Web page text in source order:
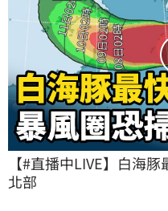
【#直播中LIVE】白海
北部